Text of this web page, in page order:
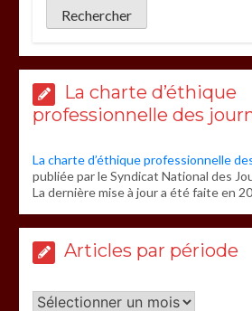
La charte d’éthique
professionnelle des
La charte d’éthique professionnelle
publiée par le Syndicat National des
La dernière mise à jour a été faite en
Articles par période
Articles